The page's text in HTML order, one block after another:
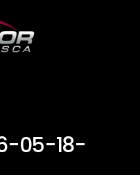
05-18-